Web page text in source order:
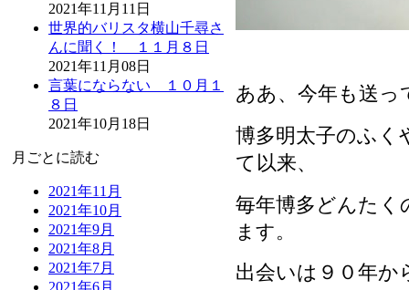
2021年11月11日
世界的バリスタ横山千尋さ
んに聞く！ １１月８日
2021年11月08日
言葉にならない １０月１
８日
2021年10月18日
月ごとに読む
2021年11月
2021年10月
2021年9月
2021年8月
2021年7月
2021年6月
ああ、今年も送っ
博多明太子のふく
て以来、
毎年博多どんたく
ます。
出会いは９０年か